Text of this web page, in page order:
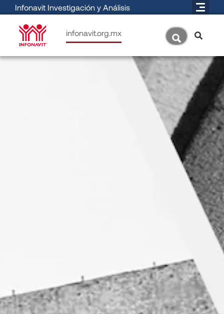
Infonavit Investigación y Análisis
infonavit.org.mx